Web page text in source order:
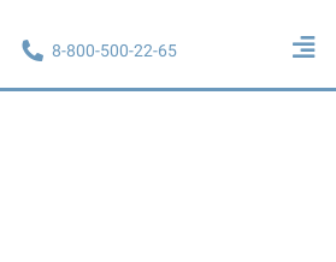
8-800-500-22-65